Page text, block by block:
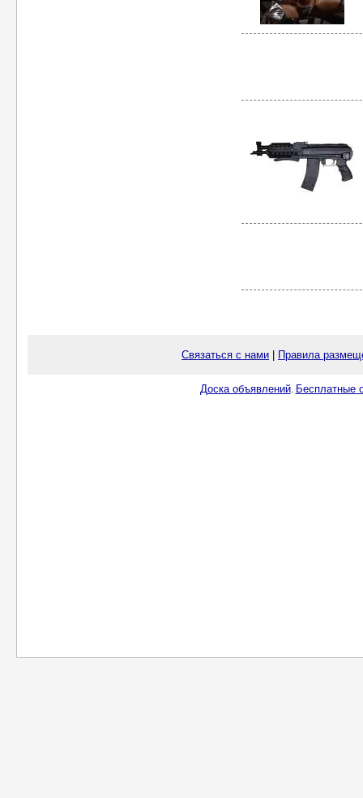
Связаться с нами Правила
Доска объявлений. Бесплатные